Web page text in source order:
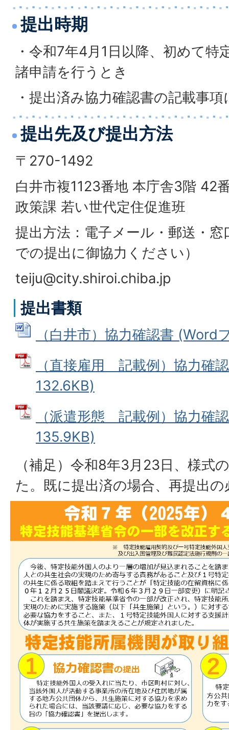
提出時期
・令和7年4月1日以降、初めて特
諸申請を行うとき
・提出済み協力確認書の記載事
提出先及び提出方法
〒270-1492
白井市複1123番地 本庁舎3階 42
政策課 若い世代定住促進班
提出方法：電子メール・郵送・
での提出に御協力ください）
teiju@city.shiroi.chiba.jp
提出書類
（白井市）協力確認書 (Word
（直接雇用＿記載例）協力確
132.6KB)
（派遣形態＿記載例）協力確
135.9KB)
（補足）令和8年3月23日、様式
た。既に提出済の場合、再提出